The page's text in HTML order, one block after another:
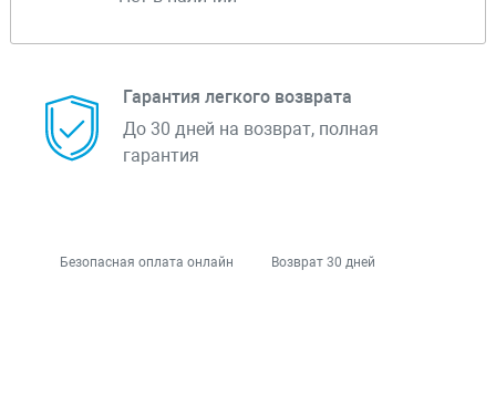
Гарантия легкого возврата
До 30 дней на возврат, полная
гарантия
Безопасная оплата онлайн Возврат 30 дней